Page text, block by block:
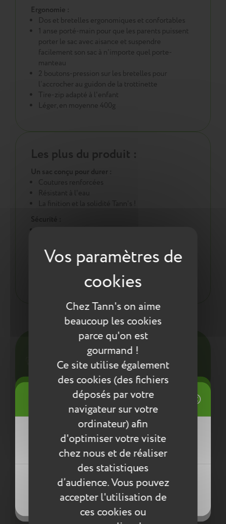
Chez Tann's on aime
beaucoup les cookies
parce qu'on est
gourmand !
Ce site utilise également
des cookies (des fichiers
déposés par votre
navigateur sur votre
ordinateur) afin
d'optimiser votre visite
chez nous et de réaliser
des statistiques
d’audience. Vous pouvez
accepter l'utilisation de
ces cookies ou
Ergonomie :
Dos et bretelles ergonomiques et confortables
1 anse porté-main pour que les parents puissent
porter le sac avec aisance et suspendre
facilement son sac à n'importe quel porte-
manteau
2 boutons-pression sur les bretelles pour
l’accrocher au guidon de la trottinette
Tire-zip adapté à l'enfant
Léger, en moyenne 400g
Les plus du produit :
Un sac conçu pour durer :
Coutures renforcées
Résistant à l'eau
La finition et la solidité Tann's !
Une démarche éco responsable :
Tout pour la santé de votre enfant : respect des
normes environnementales européennes ReACH
Entretien
Pour l’entretien de nos produits, nous vous
conseillons d’utiliser un chiffon humide ou une
éponge légèrement humidifiée à l'eau
savonneuse. N’utilisez pas de produits agressifs
qui risqueraient de détériorer le produit.
Compléter la collection
Mes listes d'envies
Créer une nouvelle liste
((title))
((cancelText))
((createText))
Connexion
Vous devez être connecté pour ajouter
des produits à votre liste d'envies.
((cancelText))
((loginText))